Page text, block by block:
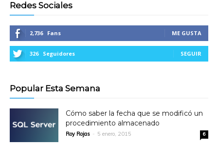
Redes Sociales
2,736 Fans ME GUSTA
326 Seguidores SEGUIR
Popular Esta Semana
Cómo saber la fecha que se modificó un
procedimiento almacenado
Roy Rojas - 5 enero, 2015 6